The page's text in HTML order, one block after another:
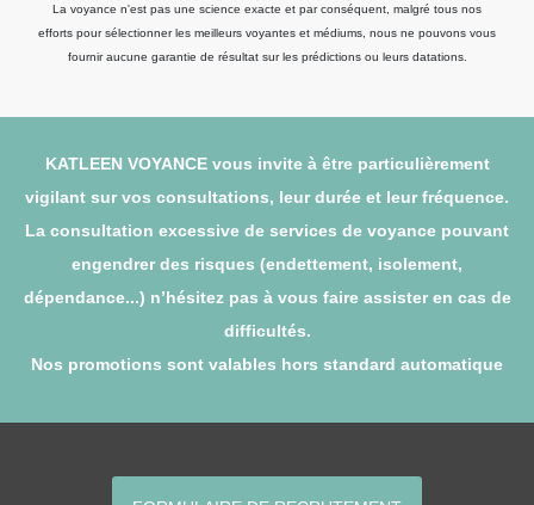
La voyance n'est pas une science exacte et par conséquent, malgré tous nos
efforts pour sélectionner les meilleurs voyantes et médiums, nous ne pouvons vous
fournir aucune garantie de résultat sur les prédictions ou leurs datations.
KATLEEN VOYANCE vous invite à être particulièrement
vigilant sur vos consultations, leur durée et leur fréquence.
La consultation excessive de services de voyance pouvant
engendrer des risques (endettement, isolement,
dépendance...) n’hésitez pas à vous faire assister en cas de
difficultés.
Nos promotions sont valables hors standard automatique